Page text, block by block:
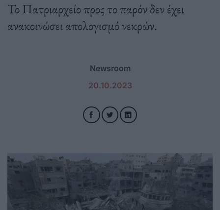
Το Πατριαρχείο προς το παρόν δεν έχει
ανακοινώσει απολογισμό νεκρών.
Newsroom
20.10.2023